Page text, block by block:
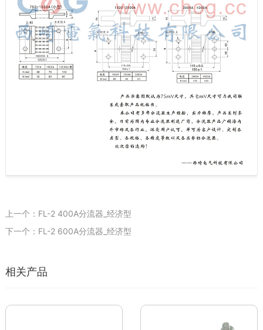
上一个：FL-2 400A分流器_经济型
下一个：FL-2 600A分流器_经济型
相关产品